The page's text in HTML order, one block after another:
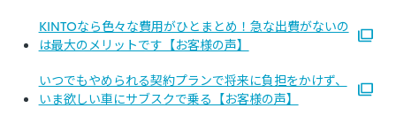
KINTOなら色々な費用がひとまとめ！急な出費がないの
は最大のメリットです【お客様の声】
いつでもやめられる契約プランで将来に負担をかけず、
いま欲しい車にサブスクで乗る【お客様の声】